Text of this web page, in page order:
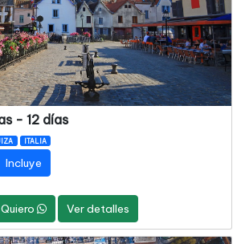
- 12 días
ITALIA
Incluye
Ver detalles